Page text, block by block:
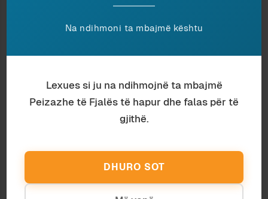
INKUIZICIONI I GJUHËS (III)
ENCIKLOPEDIZMI MAQEDONAS (II)
Antropologji Doan Dani
INKUIZICIONI I GJUHËS (II)
Histori Ardian Vehbiu
Na ndihmoni ta mbajmë kështu
Lexues si ju na ndihmojnë ta mbajmë
Peizazhe të Fjalës të hapur dhe falas për të
gjithë.
DHURO SOT